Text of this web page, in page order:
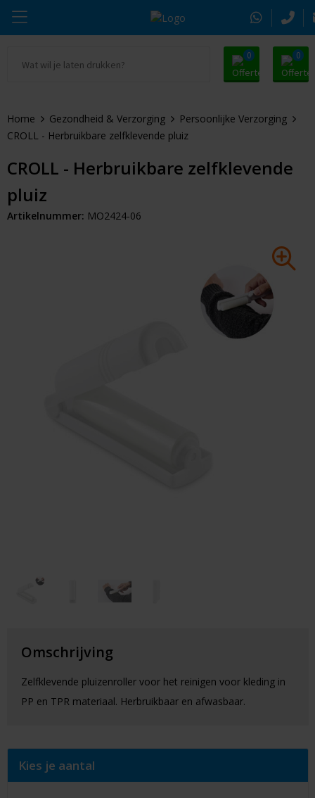
0 0
Drinkwaren
Tassen & Reizen
Alle promosnoepje
Zomer
Kerst
Thule
Alle merken
Home Gezondheid & Verzorging
Persoonlijke Verzorging
CROLL - Herbruikbare zelfklevende pluiz
CROLL - Herbruikbare zelfklevende
pluiz
Artikelnummer: MO2424-06
Omschrijving
Zelfklevende pluizenroller voor het reinigen voor kleding in
PP en TPR materiaal. Herbruikbaar en afwasbaar.
Kies je aantal